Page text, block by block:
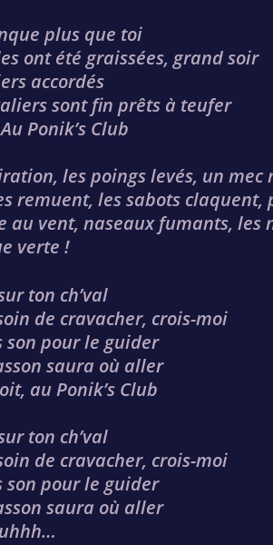
plus que toi
ont été graissées, grand soir
accordés
sont fin prêts à teufer
Ponik’s Club
les poings levés, un
remuent, les sabots claquent,
au vent, naseaux fumants, les
verte !
ton ch’val
de cravacher, crois-moi
son pour le guider
saura où aller
au Ponik’s Club
ton ch’val
de cravacher, crois-moi
son pour le guider
saura où aller